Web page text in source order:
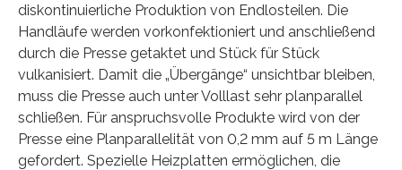
diskontinuierliche Produktion von Endlosteilen. Die
Handläufe werden vorkonfektioniert und anschließend
durch die Presse getaktet und Stück für Stück
vulkanisiert. Damit die „Übergänge“ unsichtbar bleiben,
muss die Presse auch unter Volllast sehr planparallel
schließen. Für anspruchsvolle Produkte wird von der
Presse eine Planparallelität von 0,2 mm auf 5 m Länge
gefordert. Spezielle Heizplatten ermöglichen, die